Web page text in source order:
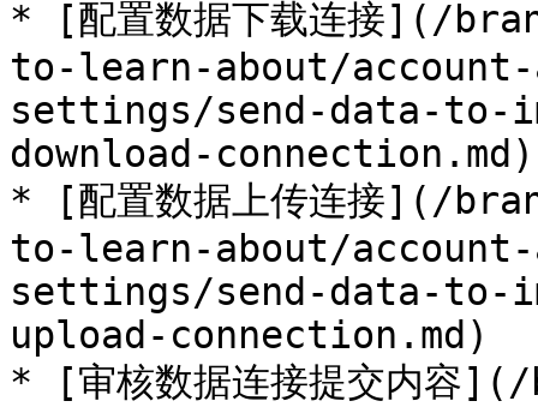
* [配置数据下载连接](/
to-learn-about/
settings/send-data-to-
download-connection.md)
* [配置数据上传连接](/
to-learn-about/
settings/send-data-to-
upload-connection.md)
* [审核数据连接提交内容